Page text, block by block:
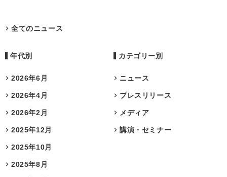
全てのニュース
年代別
2026年6月
2026年4月
2026年2月
2025年12月
2025年10月
2025年8月
カテゴリー別
ニュース
プレスリリース
メディア
講演・セミナー